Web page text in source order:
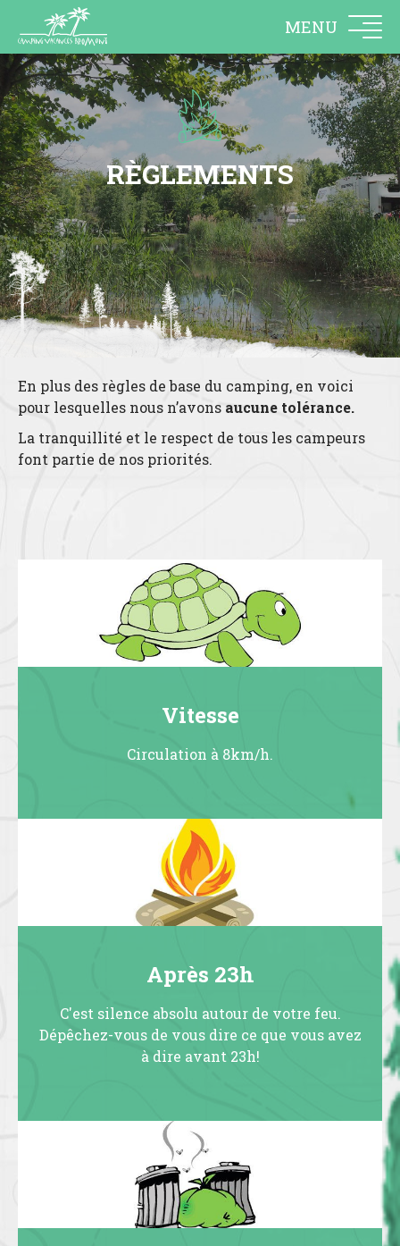
MENU
RÈGLEMENTS
En plus des règles de base du camping, en voici
pour lesquelles nous n’avons aucune tolérance.
La tranquillité et le respect de tous les campeurs
font partie de nos priorités.
Vitesse
Circulation à 8km/h.
Après 23h
C'est silence absolu autour de votre feu.
Dépêchez-vous de vous dire ce que vous avez
à dire avant 23h!